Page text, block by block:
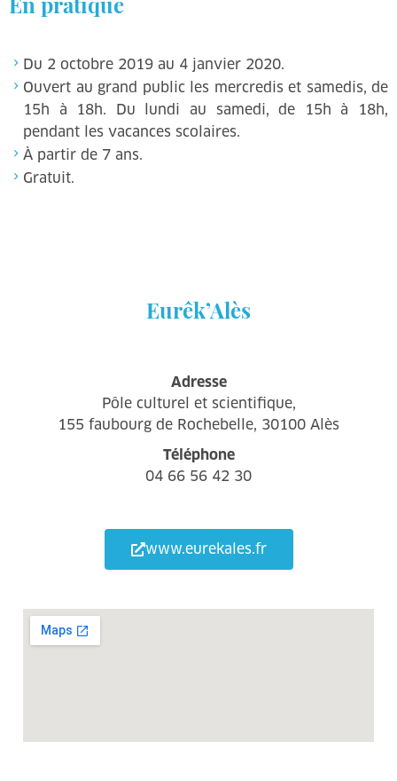
Du 2 octobre 2019 au 4 janvier 2020.
Ouvert au grand public les mercredis et samedis, de
15h à 18h. Du lundi au samedi, de 15h à 18h,
pendant les vacances scolaires.
À partir de 7 ans.
Gratuit.
Eurêk’Alès
Adresse
Pôle culturel et scientifique,
155 faubourg de Rochebelle, 30100 Alès
Téléphone
04 66 56 42 30
www.eurekales.fr